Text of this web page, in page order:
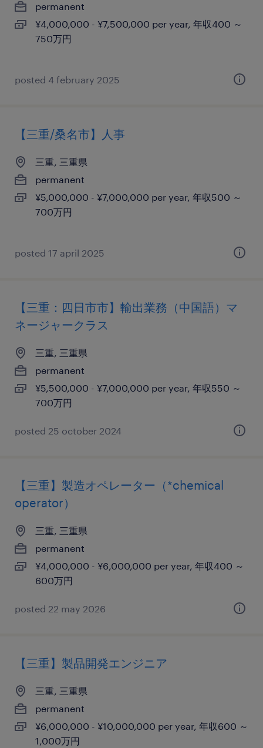
permanent
¥4,000,000 - ¥7,500,000 per year, 年収400 ～
750万円
posted 4 february 2025
【三重/桑名市】人事
三重, 三重県
permanent
¥5,000,000 - ¥7,000,000 per year, 年収500 ～
700万円
posted 17 april 2025
【三重：四日市市】輸出業務（中国語）マ
ネージャークラス
三重, 三重県
permanent
¥5,500,000 - ¥7,000,000 per year, 年収550 ～
700万円
posted 25 october 2024
【三重】製造オペレーター（*chemical
operator）
三重, 三重県
permanent
¥4,000,000 - ¥6,000,000 per year, 年収400 ～
600万円
posted 22 may 2026
【三重】製品開発エンジニア
三重, 三重県
permanent
¥6,000,000 - ¥10,000,000 per year, 年収600 ～
1,000万円